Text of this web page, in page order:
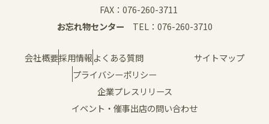
FAX：076-260-3711
お忘れ物センター TEL：076-260-3710
会社概要採用情報よくある質問
サイトマップ
プライバシーポリシー
企業プレスリリース
イベント・催事出店の問い合わせ